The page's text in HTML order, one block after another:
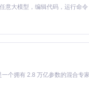
):
的二维数组
# 遍历金矿